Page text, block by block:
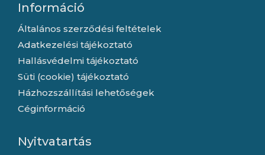
Információ
Általános szerződési feltételek
Adatkezelési tájékoztató
Hallásvédelmi tájékoztató
Süti (cookie) tájékoztató
Házhozszállítási lehetőségek
Céginformáció
Nyitvatartás